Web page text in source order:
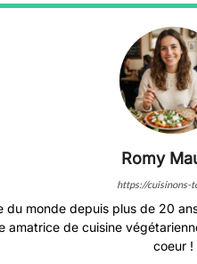
Romy
https://cuisinons-
du monde depuis plus de 20
amatrice de cuisine
coeur !